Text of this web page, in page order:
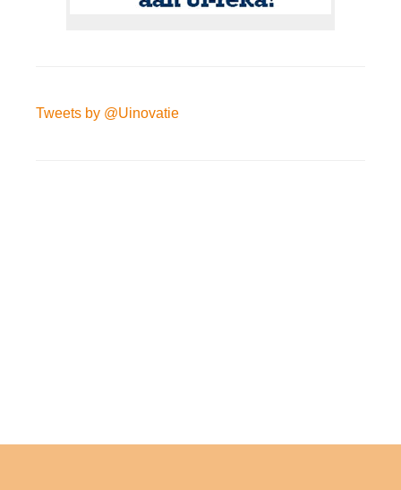
Tweets by @Uinovatie